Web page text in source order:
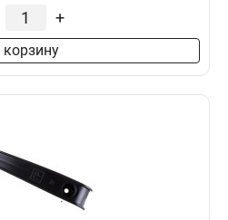
+
корзину